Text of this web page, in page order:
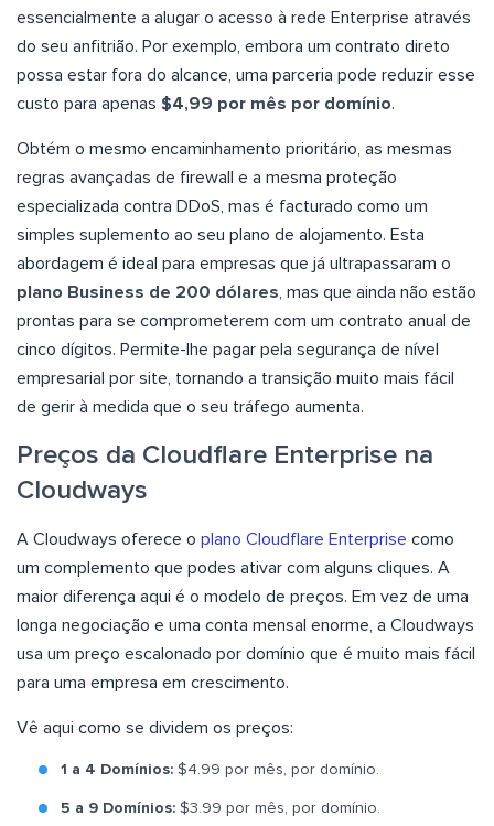
essencialmente a alugar o acesso à rede Enterprise através
do seu anfitrião. Por exemplo, embora um contrato direto
possa estar fora do alcance, uma parceria pode reduzir esse
custo para apenas $4,99 por mês por domínio.
Obtém o mesmo encaminhamento prioritário, as mesmas
regras avançadas de firewall e a mesma proteção
especializada contra DDoS, mas é facturado como um
simples suplemento ao seu plano de alojamento. Esta
abordagem é ideal para empresas que já ultrapassaram o
plano Business de 200 dólares , mas que ainda não estão
prontas para se comprometerem com um contrato anual de
cinco dígitos. Permite-lhe pagar pela segurança de nível
empresarial por site, tornando a transição muito mais fácil
de gerir à medida que o seu tráfego aumenta.
Preços da Cloudflare Enterprise na
Cloudways
A Cloudways oferece o plano Cloudflare Enterprise como
um complemento que podes ativar com alguns cliques. A
maior diferença aqui é o modelo de preços. Em vez de uma
longa negociação e uma conta mensal enorme, a Cloudways
usa um preço escalonado por domínio que é muito mais fácil
para uma empresa em crescimento.
Vê aqui como se dividem os preços:
1 a 4 Domínios: $4.99 por mês, por domínio.
5 a 9 Domínios: $3.99 por mês, por domínio.